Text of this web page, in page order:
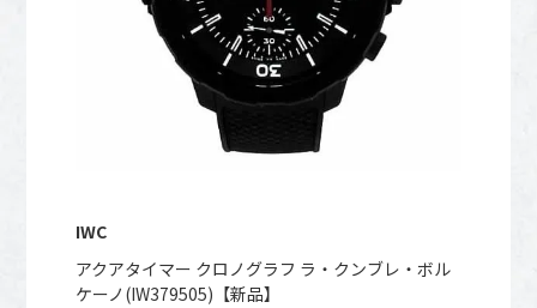
IWC
アクアタイマー クロノグラフ ラ・クンブレ・ボル
ケーノ(IW379505)【新品】